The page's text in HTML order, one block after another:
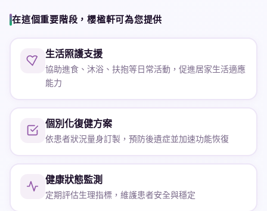
在這個重要階段，櫻楹軒可為您提供
生活照護支援
協助進食、沐浴、扶抱等日常活動，促進居家生活適應
能力
個別化復健方案
依患者狀況量身訂製，預防後遺症並加速功能恢復
健康狀態監測
定期評估生理指標，維護患者安全與穩定